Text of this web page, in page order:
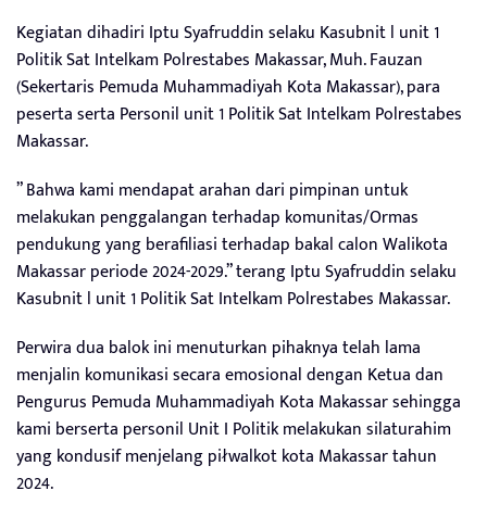
Kegiatan dihadiri Iptu Syafruddin selaku Kasubnit l unit 1
Politik Sat Intelkam Polrestabes Makassar, Muh. Fauzan
(Sekertaris Pemuda Muhammadiyah Kota Makassar), para
peserta serta Personil unit 1 Politik Sat Intelkam Polrestabes
Makassar.
” Bahwa kami mendapat arahan dari pimpinan untuk
melakukan penggalangan terhadap komunitas/Ormas
pendukung yang berafiliasi terhadap bakal calon Walikota
Makassar periode 2024-2029.” terang Iptu Syafruddin selaku
Kasubnit l unit 1 Politik Sat Intelkam Polrestabes Makassar.
Perwira dua balok ini menuturkan pihaknya telah lama
menjalin komunikasi secara emosional dengan Ketua dan
Pengurus Pemuda Muhammadiyah Kota Makassar sehingga
kami berserta personil Unit I Politik melakukan silaturahim
yang kondusif menjelang piłwalkot kota Makassar tahun
2024.